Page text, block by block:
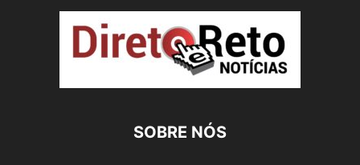
SOBRE NÓS